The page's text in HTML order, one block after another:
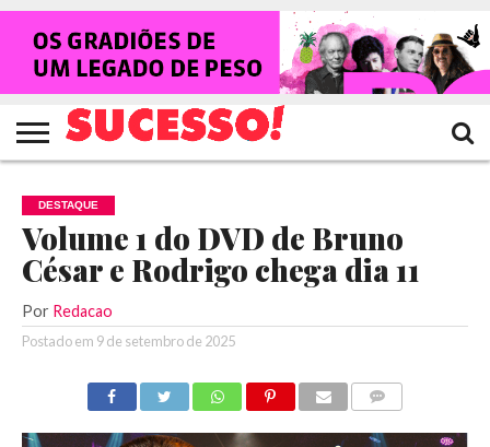
HOME
NOTÍCIAS
SHOWS
ENTREVISTAS
CLIQUES
RANKING
CROWLEY
TV
SUCESSO!
REVISTA
SUCESSO!
DESTAQUE
Volume 1 do DVD de Bruno
César e Rodrigo chega dia 11
Por Redacao
Postado em 9 de setembro de 2025